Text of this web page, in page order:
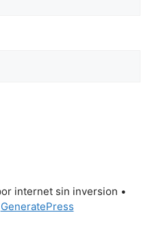
internet sin inversion •
GeneratePress